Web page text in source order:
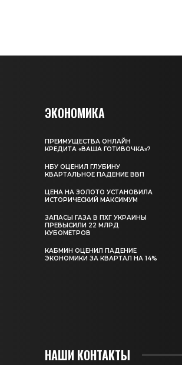
ЭКОНОМИКА
ПРЕИМУЩЕСТВА ОНЛАЙН
КРЕДИТА «ВАША ГОТИВОЧКА»?
НБУ ОЦЕНИЛ ГЛУБИНУ
КВАРТАЛЬНОЕ ПАДЕНИЕ ВВП
ЦЕНА НА ЗОЛОТО УСТАНОВИЛА
ИСТОРИЧЕСКИЙ МАКСИМУМ
ЗАПАСЫ ГАЗА В ПХГ УКРАИНЫ
ПРЕВЫСИЛИ 22 МЛРД
КУБОМЕТРОВ
КАБМИН ОЦЕНИЛ ПАДЕНИЕ
ЭКОНОМИКИ ЗА КВАРТАЛ НА 14%
НАШИ КОНТАКТЫ